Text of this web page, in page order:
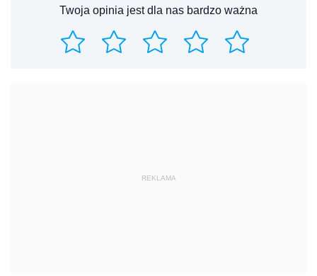
Twoja opinia jest dla nas bardzo ważna
REKLAMA